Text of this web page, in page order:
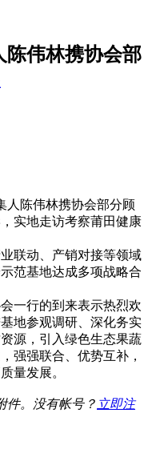
陈伟林携协会部
人陈伟林携协会部分顾
实地走访考察莆田健康
联动、产销对接等领域
范基地达成多项战略合
一行的到来表示热烈欢
地参观调研、深化务实
源，引入绿色生态果蔬
强强联合、优势互补，
量发展。
件。没有帐号？ 立即注